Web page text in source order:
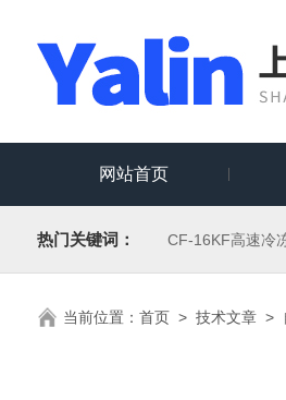
网站首页
热门关键词： CF-16KF高速冷
当前位置： 首页> 技术文章>